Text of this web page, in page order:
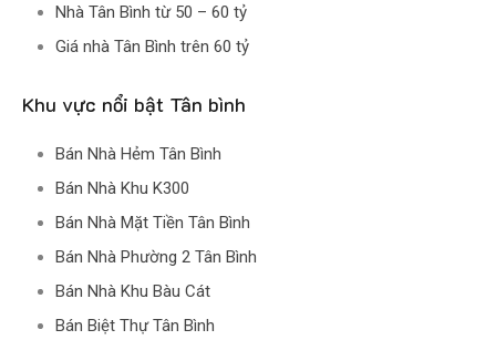
Nhà Tân Bình từ 50 – 60 tỷ
Giá nhà Tân Bình trên 60 tỷ
Khu vực nổi bật Tân bình
Bán Nhà Hẻm Tân Bình
Bán Nhà Khu K300
Bán Nhà Mặt Tiền Tân Bình
Bán Nhà Phường 2 Tân Bình
Bán Nhà Khu Bàu Cát
Bán Biệt Thự Tân Bình